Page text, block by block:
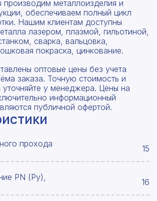
металлоизделия и
обеспечиваем полный цикл
Нашим клиентам доступны
лазером, плазмой, гильотиной,
сварка, вальцовка,
покраска, цинкование.
оптовые цены без учета
заказа. Точную стоимость и
уточняйте у менеджера. Цены на
информационный
публичной офертой.
прохода
15
PN (Ру),
16